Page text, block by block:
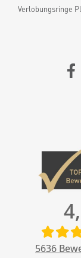
Verlobungsringe
5636